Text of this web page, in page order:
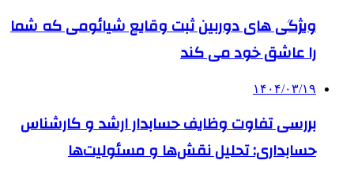
ویژگی های دوربین ثبت وقایع شیائومی که شما
را عاشق خود می کند
۱۴۰۴/۰۳/۱۹
بررسی تفاوت وظایف حسابدار ارشد و کارشناس
حسابداری: تحلیل نقش‌ها و مسئولیت‌ها